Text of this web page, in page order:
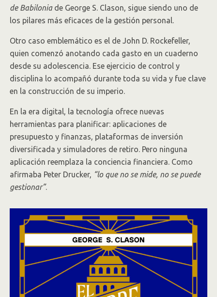
de Babiloniade George S. Clason, sigue siendo uno de
los pilares más eficaces de la gestión personal.
Otro caso emblemático es el de John D. Rockefeller,
quien comenzó anotando cada gasto en un cuaderno
desde su adolescencia. Ese ejercicio de control y
disciplina lo acompañó durante toda su vida y fue clave
en la construcción de su imperio.
En la era digital, la tecnología ofrece nuevas
herramientas para planificar: aplicaciones de
presupuesto y finanzas, plataformas de inversión
diversificada y simuladores de retiro. Pero ninguna
aplicación reemplaza la conciencia financiera. Como
afirmaba Peter Drucker, “lo que no se mide, no se puede
gestionar”.